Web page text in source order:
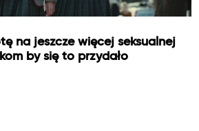
na jeszcze więcej seksualnej
by się to przydało